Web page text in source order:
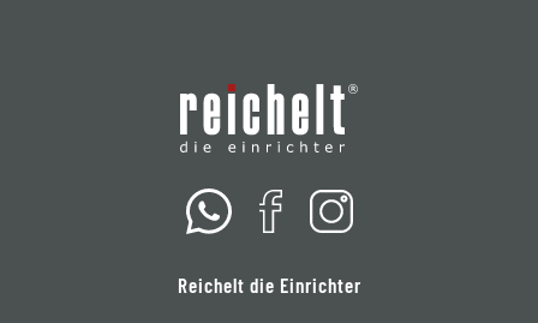
Reichelt die Einrichter